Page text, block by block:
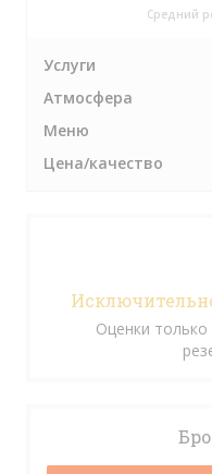
Средний
Услуги
Атмосфера
Меню
Цена/качество
Оценки